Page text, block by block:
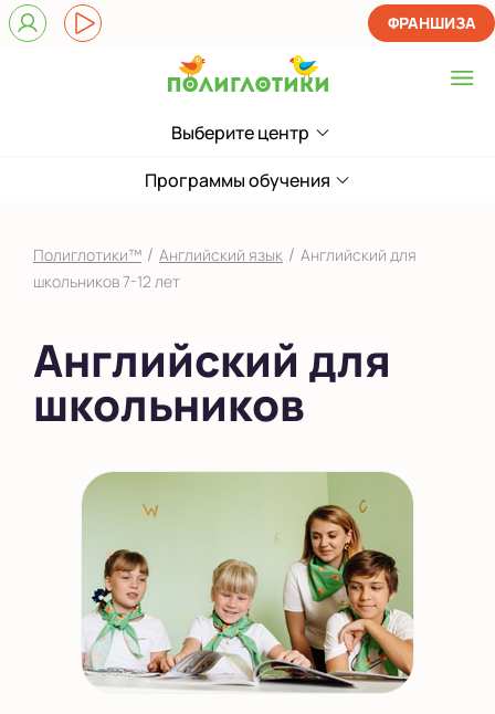
Выберите центр
Выберите центр
в Кировском районе
Показать на карте
ФРАНШИЗА
Программы обучения
Полиглотики™ / Английский язык / Английский для
школьников 7-12 лет
Английский для
школьников